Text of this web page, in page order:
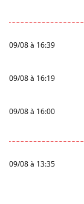
09/08 à 16:39
09/08 à 16:19
09/08 à 16:00
09/08 à 13:35